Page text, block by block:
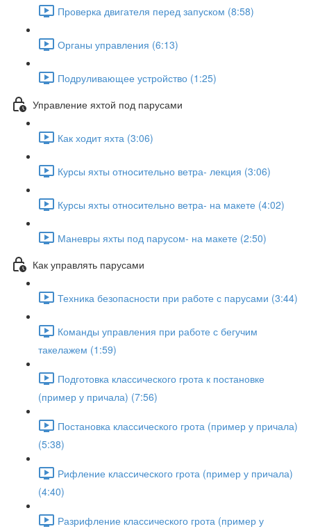
Проверка двигателя перед запуском (8:58)
Органы управления (6:13)
Подруливающее устройство (1:25)
Управление яхтой под парусами
Как ходит яхта (3:06)
Курсы яхты относительно ветра- лекция (3:06)
Курсы яхты относительно ветра- на макете (4:02)
Маневры яхты под парусом- на макете (2:50)
Как управлять парусами
Техника безопасности при работе с парусами (3:44)
Команды управления при работе с бегучим
такелажем (1:59)
Подготовка классического грота к постановке
(пример у причала) (7:56)
Постановка классического грота (пример у причала)
(5:38)
Рифление классического грота (пример у причала)
(4:40)
Разрифление классического грота (пример у